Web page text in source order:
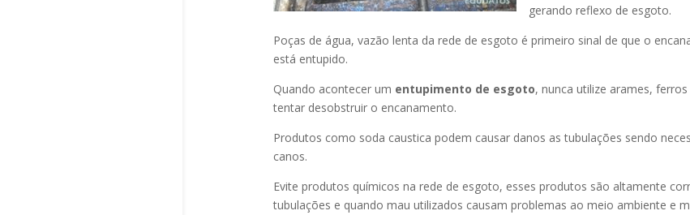
gerando reflexo de esgoto.
Poças de água, vazão lenta da rede de esgoto é primeiro sinal de que o
está entupido.
Quando acontecer um entupimento de esgoto, nunca utilize arames,
tentar desobstruir o encanamento.
Produtos como soda caustica podem causar danos as tubulações sendo
canos.
Evite produtos químicos na rede de esgoto, esses produtos são altamente
tubulações e quando mau utilizados causam problemas ao meio ambiente e